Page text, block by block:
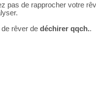
pas de rapprocher votre
de rêver dedéchirer qqch..